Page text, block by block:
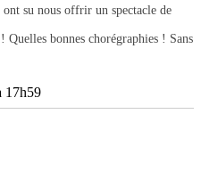
su nous offrir un spectacle de
Quelles bonnes chorégraphies ! Sans
17h59